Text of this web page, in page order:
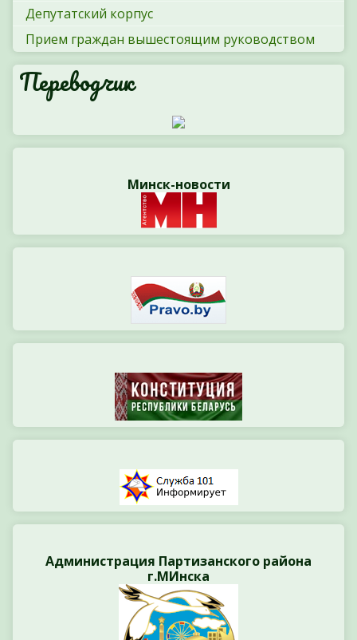
Депутатский корпус
Прием граждан вышестоящим руководством
Переводчик
Минск-новости
Администрация Партизанского района
г.МИнска